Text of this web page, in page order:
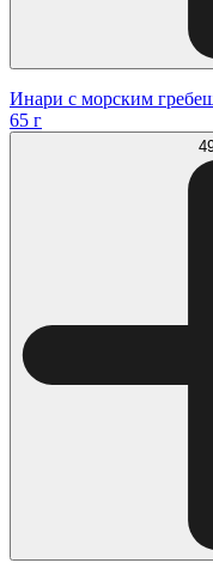
Инари с морским
65 г